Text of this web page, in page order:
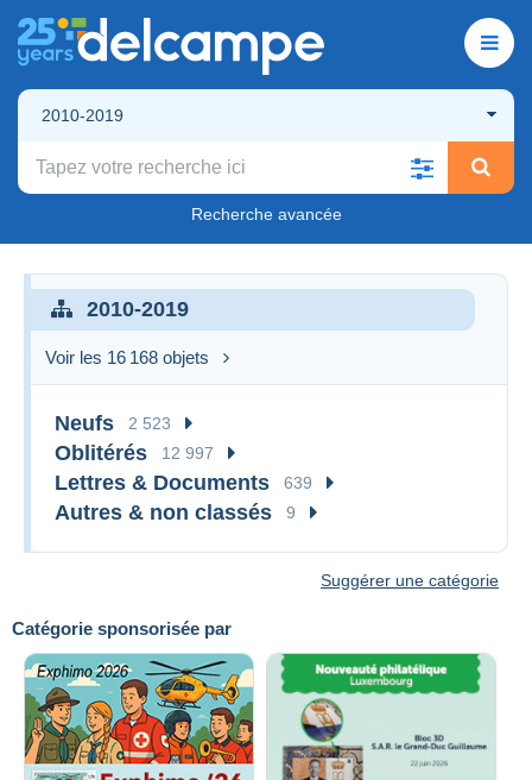
2010-2019
Recherche avancée
Catégorie sponsorisée par
2010-2019
Voir les 16 168 objets
Neufs 2 523
Oblitérés 12 997
Lettres & Documents 639
Autres & non classés 9
Suggérer une catégorie